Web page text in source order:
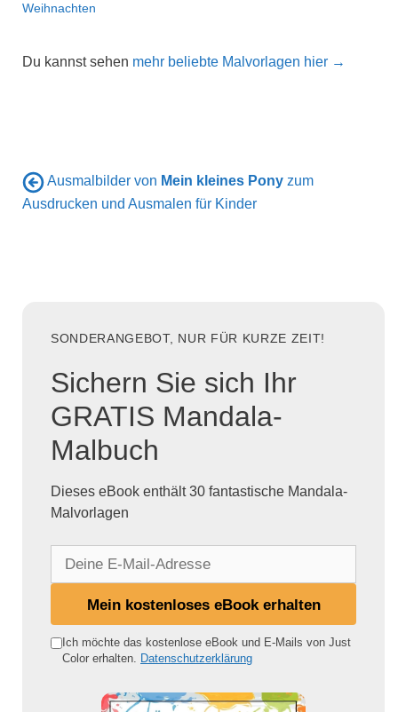
Weihnachten
Du kannst sehen mehr beliebte Malvorlagen hier →
Ausmalbilder von Mein kleines Pony zum
Ausdrucken und Ausmalen für Kinder
SONDERANGEBOT, NUR FÜR KURZE ZEIT!
Sichern Sie sich Ihr
GRATIS Mandala-
Malbuch
Dieses eBook enthält 30 fantastische Mandala-
Malvorlagen
e
Mein kostenloses eBook erhalten
Ich möchte das kostenlose eBook und E-Mails von Just
Color erhalten. Datenschutzerklärung